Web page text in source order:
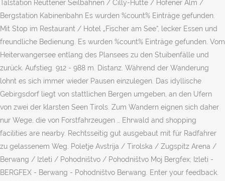
Talstation Reuttener Seilbahnen / Cilly-Hütte / Höfener Alm /
Bergstation Kabinenbahn Es wurden %count% Einträge gefunden.
Mit Stop im Restaurant / Hotel „Fischer am See“, lecker Essen und
freundliche Bedienung. Es wurden %count% Einträge gefunden. Vom
Heiterwangersee entlang des Plansees zu den Stuibenfälle und
zurück. Aufstieg. 912 - 988 m. Distanz. Während der Wanderung
lohnt es sich immer wieder Pausen einzulegen. Das idyllische
Gebirgsdorf liegt von stattlichen Bergen umgeben, an den Ufern
von zwei der klarsten Seen Tirols. Zum Wandern eignen sich daher
nur Wege, die von Forstfahrzeugen … Ehrwald and shopping
facilities are nearby. Rechtsseitig gut ausgebaut mit für Radfahrer
zu gelassenem Weg. Poletje Avstrija / Tirolska / Zugspitz Arena /
Berwang / Izleti / Pohodništvo / Pohodništvo Moj Bergfex; Izleti -
BERGFEX - Berwang - Pohodništvo Berwang. Enter your feedback.